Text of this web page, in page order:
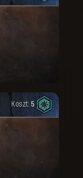
Koszt: 5